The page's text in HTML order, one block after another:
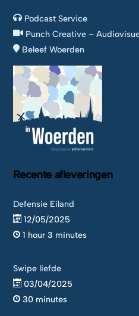
Podcast Service
Punch Creative –
Beleef Woerden
Recente afleveringen
Defensie Eiland
12/05/2025
1 hour 3 minutes
Swipe liefde
03/04/2025
30 minutes